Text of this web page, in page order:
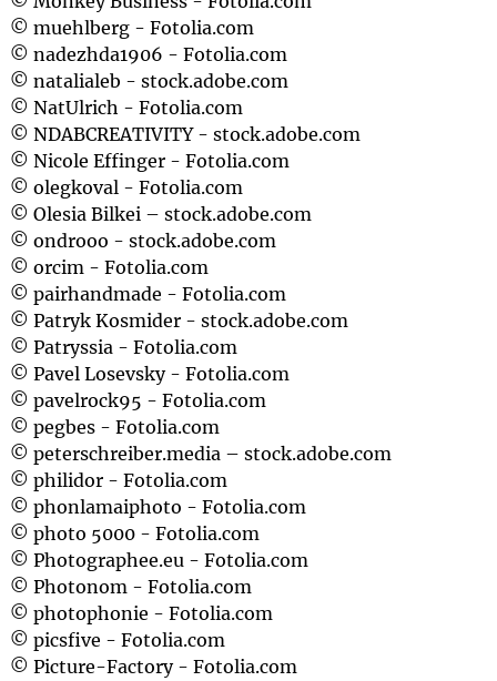
© muehlberg - Fotolia.com
© nadezhda1906 - Fotolia.com
© natalialeb - stock.adobe.com
© NatUlrich - Fotolia.com
© NDABCREATIVITY - stock.adobe.com
© Nicole Effinger - Fotolia.com
© olegkoval - Fotolia.com
© Olesia Bilkei – stock.adobe.com
© ondrooo - stock.adobe.com
© orcim - Fotolia.com
© pairhandmade - Fotolia.com
© Patryk Kosmider - stock.adobe.com
© Patryssia - Fotolia.com
© Pavel Losevsky - Fotolia.com
© pavelrock95 - Fotolia.com
© pegbes - Fotolia.com
© peterschreiber.media – stock.adobe.com
© philidor - Fotolia.com
© phonlamaiphoto - Fotolia.com
© photo 5000 - Fotolia.com
© Photographee.eu - Fotolia.com
© Photonom - Fotolia.com
© photophonie - Fotolia.com
© picsfive - Fotolia.com
© Picture-Factory - Fotolia.com